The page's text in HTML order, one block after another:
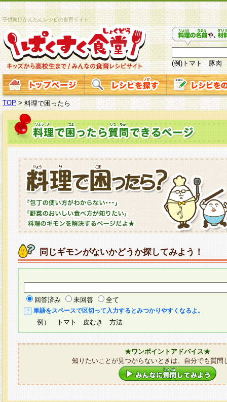
子供向けかんたんレシピの食育サイト
(例)トマト 豚肉
TOP >料理で困ったら
同じギモンがないかどうか探してみよう！
回答済み 未回答 全て
単語をスペースで区切って入力するとみつかりやすくなるよ。
例） トマト 皮むき 方法
★ワンポイントアドバイス★
知りたいことが見つからないときは、自分でも質問